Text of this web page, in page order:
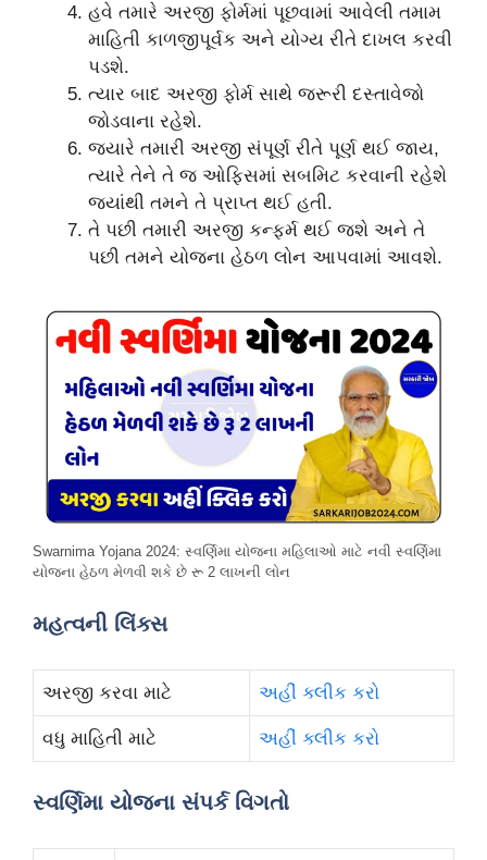
હવે તમારે અરજી ફોર્મમાં પૂછવામાં આવેલી તમામ
માહિતી કાળજીપૂર્વક અને યોગ્ય રીતે દાખલ કરવી
પડશે.
ત્યાર બાદ અરજી ફોર્મ સાથે જરૂરી દસ્તાવેજો
જોડવાના રહેશે.
જ્યારે તમારી અરજી સંપૂર્ણ રીતે પૂર્ણ થઈ જાય,
ત્યારે તેને તે જ ઓફિસમાં સબમિટ કરવાની રહેશે
જ્યાંથી તમને તે પ્રાપ્ત થઈ હતી.
તે પછી તમારી અરજી કન્ફર્મ થઈ જશે અને તે
પછી તમને યોજના હેઠળ લોન આપવામાં આવશે.
Swarnima Yojana 2024: સ્વર્ણિમા યોજના મહિલાઓ માટે નવી સ્વર્ણિમા
યોજના હેઠળ મેળવી શકે છે રૂ 2 લાખની લોન
મહત્વની લિંક્સ
અરજી કરવા માટે અહીં ક્લીક કરો
વધુ માહિતી માટે અહીં ક્લીક કરો
સ્વર્ણિમા યોજના સંપર્ક વિગતો